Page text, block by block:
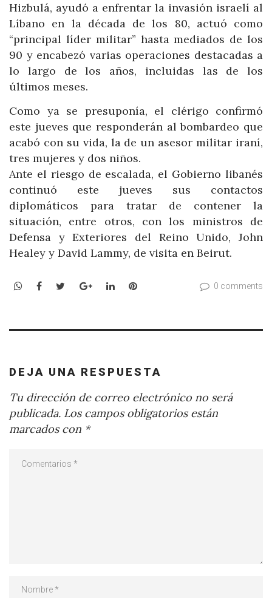
Hizbulá, ayudó a enfrentar la invasión israelí al
Líbano en la década de los 80, actuó como
“principal líder militar” hasta mediados de los
90 y encabezó varias operaciones destacadas a
lo largo de los años, incluidas las de los
últimos meses.
Como ya se presuponía, el clérigo confirmó
este jueves que responderán al bombardeo que
acabó con su vida, la de un asesor militar iraní,
tres mujeres y dos niños.
Ante el riesgo de escalada, el Gobierno libanés
continuó este jueves sus contactos
diplomáticos para tratar de contener la
situación, entre otros, con los ministros de
Defensa y Exteriores del Reino Unido, John
Healey y David Lammy, de visita en Beirut.
WhatsApp
Facebook
TwitterGoogle+LinkedInPinterest 0 comments
DEJA UNA RESPUESTA
Tu dirección de correo electrónico no será
publicada. Los campos obligatorios están
marcados con *